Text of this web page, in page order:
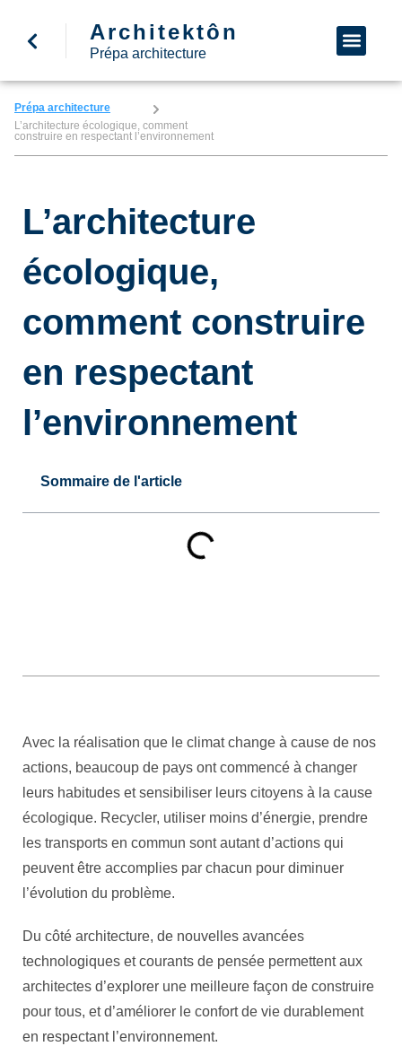
Architektôn
Prépa architecture
Prépa architecture
L’architecture écologique, comment
construire en respectant l’environnement
L’architecture
écologique,
comment construire
en respectant
l’environnement
Sommaire de l'article
Avec la réalisation que le climat change à cause de nos
actions, beaucoup de pays ont commencé à changer
leurs habitudes et sensibiliser leurs citoyens à la cause
écologique. Recycler, utiliser moins d’énergie, prendre
les transports en commun sont autant d’actions qui
peuvent être accomplies par chacun pour diminuer
l’évolution du problème.
Du côté architecture, de nouvelles avancées
technologiques et courants de pensée permettent aux
architectes d’explorer une meilleure façon de construire
pour tous, et d’améliorer le confort de vie durablement
en respectant l’environnement.